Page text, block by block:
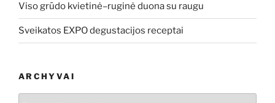
Viso grūdo kvietinė–ruginė duona su raugu
Sveikatos EXPO degustacijos receptai
ARCHYVAI